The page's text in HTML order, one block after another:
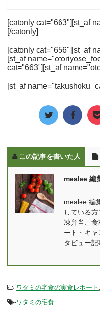
[catonly cat="663"][st_af
[/catonly]
[catonly cat="656"][st_af
[st_af
cat="663"][st_af
[st_af
この記事を書いた人
mealee 編
mealee 編
している
凍弁当、食
ート・キ
タビュー記
-ワタミの宅食の実食レポート
-ワタミの宅食